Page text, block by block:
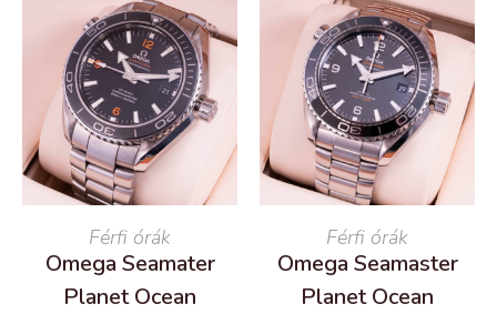
READ MORE
Férfi órák
Omega Seamater
Planet Ocean
READ MORE
Férfi órák
Omega Seamaster
Planet Ocean